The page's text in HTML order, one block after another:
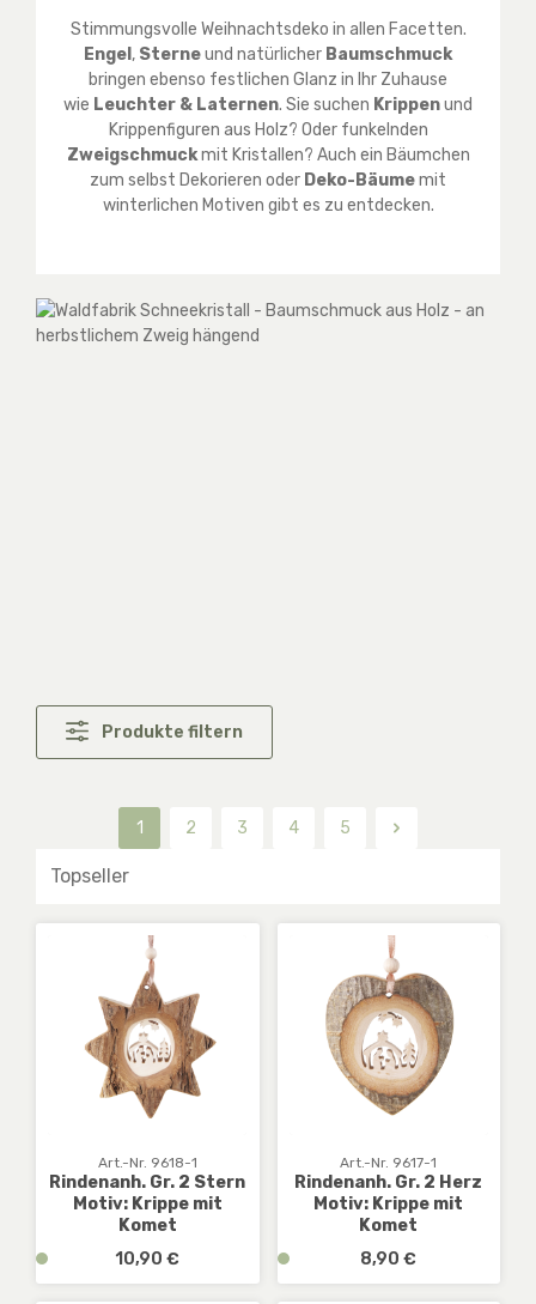
Stimmungsvolle Weihnachtsdeko in allen Facetten.
Engel , Sterneund natürlicher Baumschmuck
bringen ebenso festlichen Glanz in Ihr Zuhause
wie Leuchter & Laternen. Sie suchen Krippenund
Krippenfiguren aus Holz? Oder funkelnden
Zweigschmuckmit Kristallen? Auch ein Bäumchen
zum selbst Dekorieren oder Deko-Bäumemit
winterlichen Motiven gibt es zu entdecken.
Produkte filtern
Seite
1
Seite
2
Seite
3
Seite
4
Seite
5
Art.-Nr. 9618-1
Rindenanh. Gr. 2 Stern
Motiv: Krippe mit
Komet
Regulärer Preis:
e
10,90 €
Art.-Nr. 9617-1
Rindenanh. Gr. 2 Herz
Motiv: Krippe mit
Komet
Regulärer Preis:
e
8,90 €